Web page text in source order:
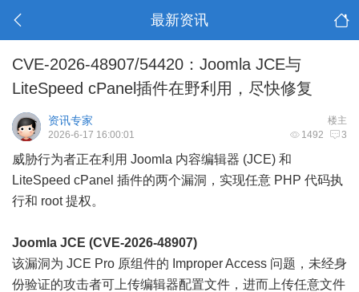
最新资讯
CVE-2026-48907/54420：Joomla JCE与
LiteSpeed cPanel插件在野利用，尽快修复
楼主
资讯专家
1492 3
2026-6-17 16:00:01
威胁行为者正在利用 Joomla 内容编辑器 (JCE) 和
LiteSpeed cPanel 插件的两个漏洞，实现任意 PHP 代码执
行和 root 提权。
Joomla JCE (CVE-2026-48907)
该漏洞为 JCE Pro 原组件的 Improper Access 问题，未经身
份验证的攻击者可上传编辑器配置文件，进而上传任意文件